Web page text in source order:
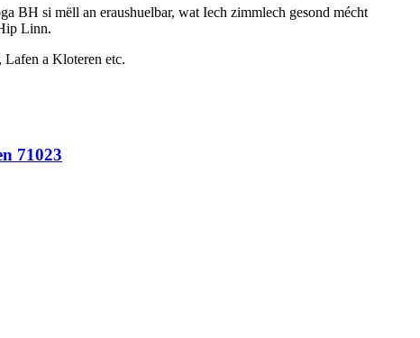
BH si mëll an eraushuelbar, wat Iech zimmlech gesond mécht
Linn.
Lafen a Kloteren etc.
71023